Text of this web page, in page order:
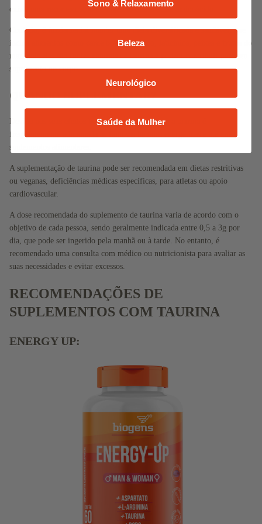
existe uma recomendação de ingestão diária desse aminoácido.
Contudo, é fundamental manter uma dieta diversificada e saudável, que
inclua alimentos como carne bovina, frango, laticínios, peixes e frutos do
mar, pois eles são fontes naturais de taurina e podem contribuir para seu
suprimento no corpo.
QUANDO SUPLEMENTAR?
Devido aos seus efeitos benéficos no organismo, a taurina é
frequentemente adicionada às famosas bebidas energéticas e até em
suplementos alimentares.
A suplementação de taurina pode ser recomendada em dietas restritivas
ou veganas, deficiências médicas específicas, para atletas ou apoio
cardiovascular.
A dose recomendada do suplemento de taurina varia de acordo com o
objetivo de cada pessoa, sendo geralmente indicada entre 0,5 a 3g por
dia, que pode ser ingerido pela manhã ou à tarde. No entanto, é
recomendado uma consulta com médico ou nutricionista para avaliar as
suas necessidades e evitar excessos.
RECOMENDAÇÕES DE
SUPLEMENTOS COM TAURINA
ENERGY UP:
Sono & Relaxamento
Beleza
Neurológico
Saúde da Mulher